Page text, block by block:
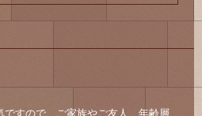
ですので、ご家族やご友人、年齢層